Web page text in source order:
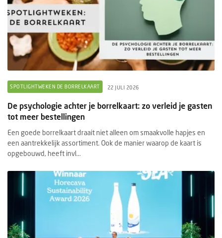
SPOTLIGHTWEKEN DE BORRELKAART 22 JULI 2026
De psychologie achter je borrelkaart: zo verleid je gasten
tot meer bestellingen
Een goede borrelkaart draait niet alleen om smaakvolle hapjes en
een aantrekkelijk assortiment. Ook de manier waarop de kaart is
opgebouwd, heeft invl...